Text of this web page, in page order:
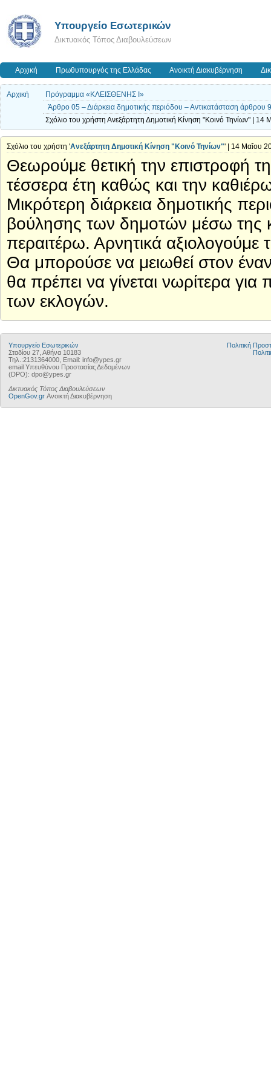
Υπουργείο Εσωτερικών
Δικτυακός Τόπος Διαβουλεύσεων
Αρχική Πρωθυπουργός της Ελλάδας Ανοικτή Διακυβέρνηση
Αρχική
Πρόγραμμα «ΚΛΕΙΣΘΕΝΗΣ Ι»
Άρθρο 05 – Διάρκεια δημοτικής περιόδου – Αντικατάσταση άρθρου
Σχόλιο του χρήστη Ανεξάρτητη Δημοτική Κίνηση "Κοινό Τηνίων" | 14
Σχόλιο του χρήστη 'Ανεξάρτητη Δημοτική Κίνηση "Κοινό Τηνίων"' | 14 Μαΐου
Θεωρούμε θετική την επιστροφή
τέσσερα έτη καθώς και την
Μικρότερη διάρκεια δημοτικής
βούλησης των δημοτών μέσω της
περαιτέρω. Αρνητικά
Θα μπορούσε να μειωθεί στον
θα πρέπει να γίνεται νωρίτερα
των εκλογών.
Υπουργείο Εσωτερικών
Σταδίου 27, Αθήνα 10183
Τηλ.:2131364000, Email: info@ypes.gr
email Υπευθύνου Προστασίας Δεδομένων
(DPO): dpo@ypes.gr
Δικτυακός Τόπος Διαβουλεύσεων
OpenGov.gr Ανοικτή Διακυβέρνηση
Πολιτική